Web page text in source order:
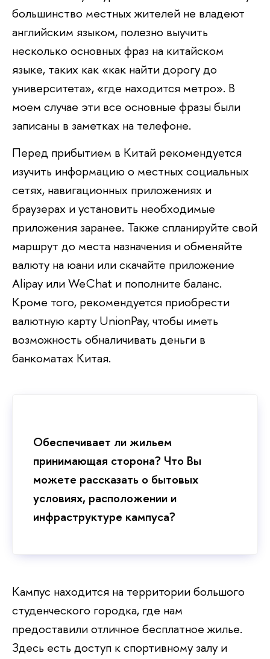
большинство местных жителей не владеют
английским языком, полезно выучить
несколько основных фраз на китайском
языке, таких как «как найти дорогу до
университета», «где находится метро». В
моем случае эти все основные фразы были
записаны в заметках на телефоне.
Перед прибытием в Китай рекомендуется
изучить информацию о местных социальных
сетях, навигационных приложениях и
браузерах и установить необходимые
приложения заранее. Также спланируйте свой
маршрут до места назначения и обменяйте
валюту на юани или скачайте приложение
Alipay или WeChat и пополните баланс.
Кроме того, рекомендуется приобрести
валютную карту UnionPay, чтобы иметь
возможность обналичивать деньги в
банкоматах Китая.
Обеспечивает ли жильем
принимающая сторона? Что Вы
можете рассказать о бытовых
условиях, расположении и
инфраструктуре кампуса?
Кампус находится на территории большого
студенческого городка, где нам
предоставили отличное бесплатное жилье.
Здесь есть доступ к спортивному залу и